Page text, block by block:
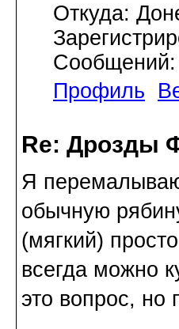
Откуда:
Сообщений:
Профиль
Re: Дрозды
Я
обычную
(мягкий)
всегда можно
это вопрос, но